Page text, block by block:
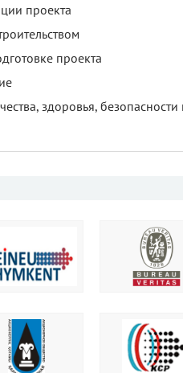
проекта
проекта
здоровья, безопасности